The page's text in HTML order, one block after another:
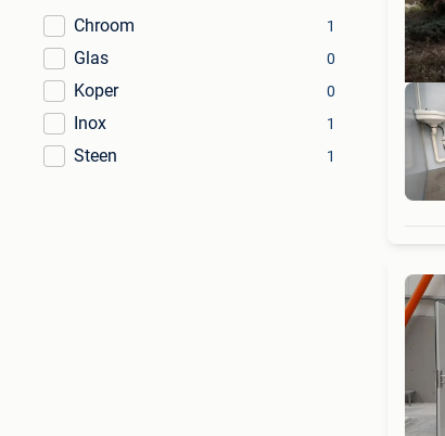
Chroom
1
Glas 0
Koper 0
Inox 1
Steen 1